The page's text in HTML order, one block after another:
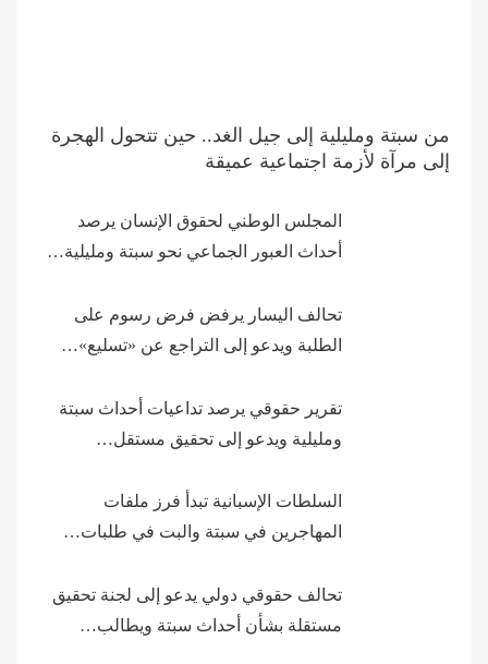
من سبتة ومليلية إلى جيل الغد.. حين تتحول الهجرة
إلى مرآة لأزمة اجتماعية عميقة
المجلس الوطني لحقوق الإنسان يرصد
أحداث العبور الجماعي نحو سبتة ومليلية…
تحالف اليسار يرفض فرض رسوم على
الطلبة ويدعو إلى التراجع عن «تسليع»…
تقرير حقوقي يرصد تداعيات أحداث سبتة
ومليلية ويدعو إلى تحقيق مستقل…
السلطات الإسبانية تبدأ فرز ملفات
المهاجرين في سبتة والبت في طلبات…
تحالف حقوقي دولي يدعو إلى لجنة تحقيق
مستقلة بشأن أحداث سبتة ويطالب…